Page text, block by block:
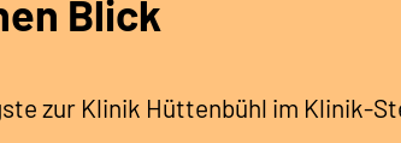
Blick
zur Klinik Hüttenbühl im Klinik-